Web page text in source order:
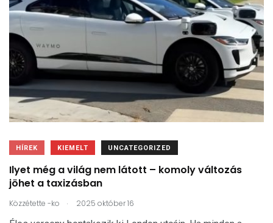
HÍREK KIEMELT UNCATEGORIZED
Ilyet még a világ nem látott – komoly változás
jöhet a taxizásban
Közzétette -ko . 2025 október 16